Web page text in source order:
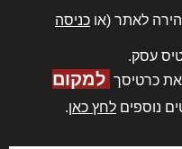
לאתר (או כניסה
עסק.
כרטיסך למקום
נוספים לחץ כאן.